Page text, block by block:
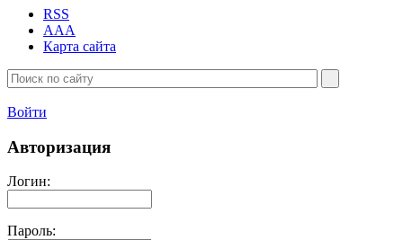
RSS
AAA
Карта сайта
Войти
Авторизация
Логин:
Пароль: